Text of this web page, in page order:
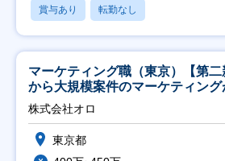
賞与あり 転勤なし
マーケティング職（東京）【第
から大規模案件のマーケティン
修充実】
株式会社オロ
東京都